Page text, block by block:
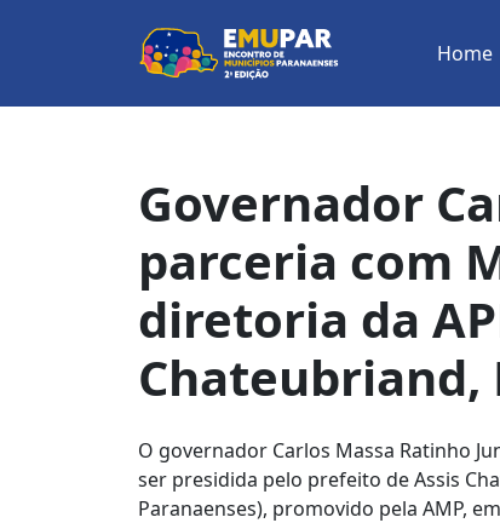
Home
Governador
parceria com
diretoria da
O governador Carlos Massa Ratinho
ser presidida pelo prefeito de Assis
Paranaenses), promovido pela AMP,